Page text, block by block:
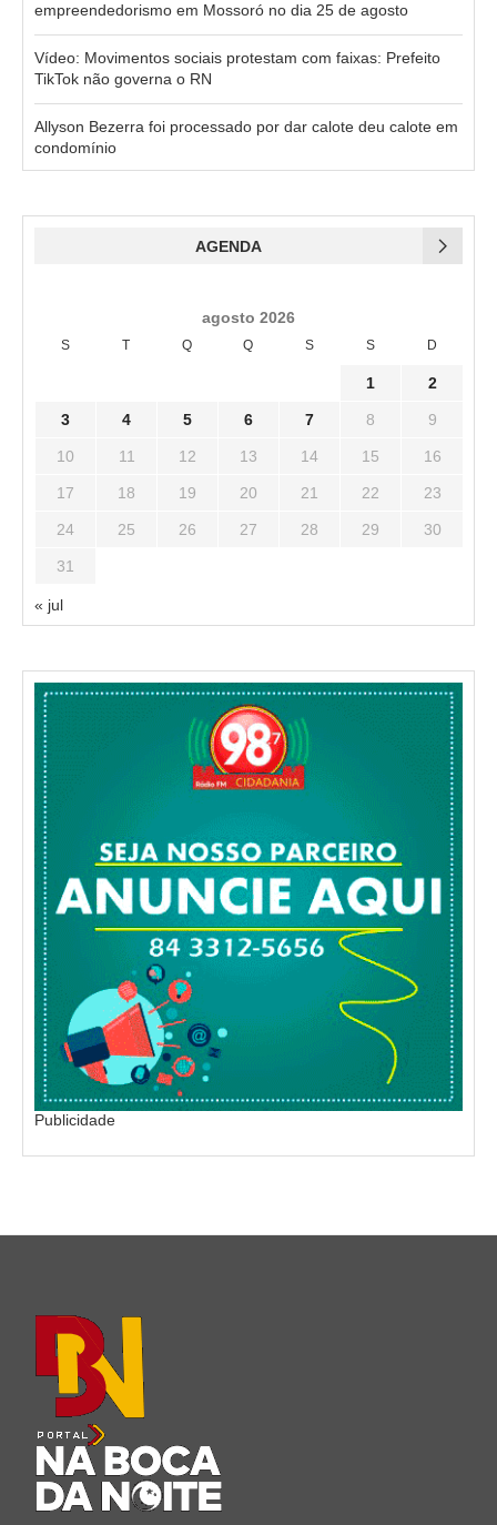
empreendedorismo em Mossoró no dia 25 de agosto
Vídeo: Movimentos sociais protestam com faixas: Prefeito
TikTok não governa o RN
Allyson Bezerra foi processado por dar calote deu calote em
condomínio
AGENDA
agosto 2026
S T Q Q S S D
1 2
3 4 5 6 7 8 9
10 11 12 13 14 15 16
17 18 19 20 21 22 23
24 25 26 27 28 29 30
31
« jul
Publicidade